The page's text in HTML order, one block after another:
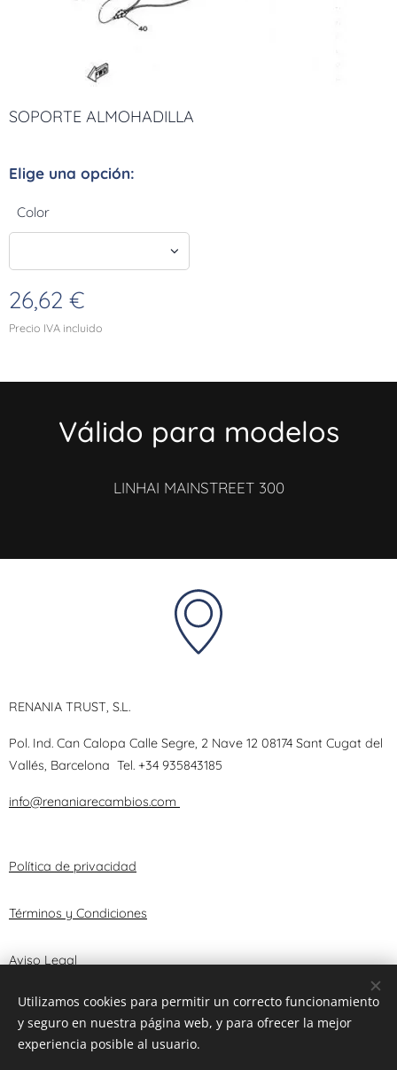
SOPORTE ALMOHADILLA
Elige una opción:
Color
26,62 €
Precio IVA incluido
Válido para modelos
LINHAI MAINSTREET 300
RENANIA TRUST, S.L.
Pol. Ind. Can Calopa Calle Segre, 2 Nave 12 08174 Sant Cugat del
Vallés, Barcelona Tel. +34 935843185
info@renaniarecambios.com
Política de privacidad
Términos y Condiciones
Aviso Legal
© 2025 RENANIA TRUST, S.L. Cookies
Utilizamos cookies para permitir un correcto funcionamiento
y seguro en nuestra página web, y para ofrecer la mejor
experiencia posible al usuario.